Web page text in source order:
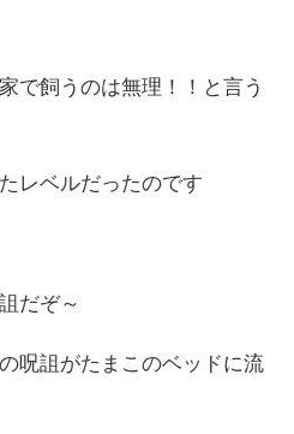
で飼うのは無理！！と言う
レベルだったのです
だぞ～
呪詛がたまこのベッドに流